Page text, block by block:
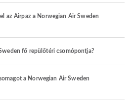
az Airpaz a Norwegian Air Sweden
fő repülőtéri csomópontja?
a Norwegian Air Sweden